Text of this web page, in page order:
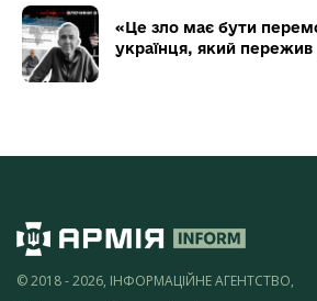
«Це зло має бути
українця, який пережив
© 2018 - 2026, ІНФОРМАЦІЙНЕ АГЕНТСТВО,